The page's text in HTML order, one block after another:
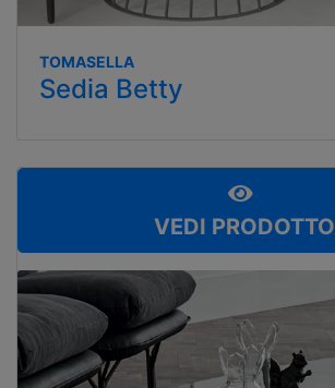
TOMASELLA
Sedia Betty
VEDI PRODOTTO